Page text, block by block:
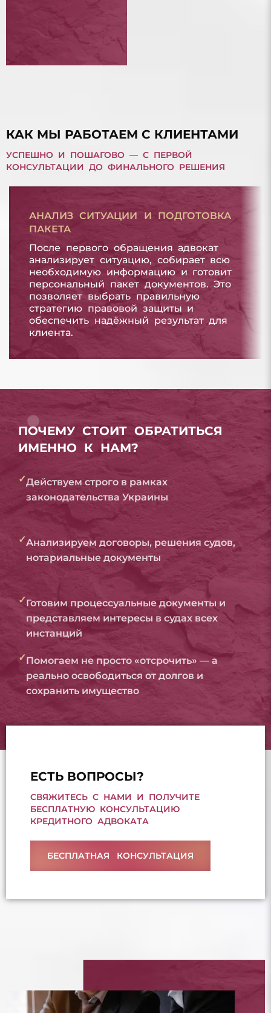
КАК МЫ РАБОТАЕМ С КЛИЕНТАМИ
УСПЕШНО И ПОШАГОВО — С ПЕРВОЙ
КОНСУЛЬТАЦИИ ДО ФИНАЛЬНОГО РЕШЕНИЯ
АНАЛИЗ СИТУАЦИИ И ПОДГОТОВКА
ПАКЕТА
После первого обращения адвокат
анализирует ситуацию, собирает всю
необходимую информацию и готовит
персональный пакет документов. Это
позволяет выбрать правильную
стратегию правовой защиты и
обеспечить надёжный результат для
клиента.
ПОЧЕМУ СТОИТ ОБРАТИТЬСЯ
ИМЕННО К НАМ?
✓Действуем строго в рамках
законодательства Украины
✓Анализируем договоры, решения судов,
нотариальные документы
✓Готовим процессуальные документы и
представляем интересы в судах всех
инстанций
✓Помогаем не просто «отсрочить» — а
реально освободиться от долгов и
сохранить имущество
ЕСТЬ ВОПРОСЫ?
СВЯЖИТЕСЬ С НАМИ И ПОЛУЧИТЕ
БЕСПЛАТНУЮ КОНСУЛЬТАЦИЮ
КРЕДИТНОГО АДВОКАТА
БЕСПЛАТНАЯ КОНСУЛЬТАЦИЯ